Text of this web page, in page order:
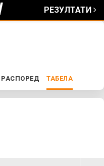
РЕЗУЛТАТИ
РАСПОРЕД ТАБЕЛА